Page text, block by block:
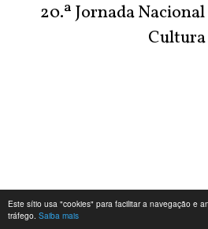
Este sítio usa "cookies" para facilitar a navegação e
tráfego. Saiba mais
20.ª Jornada
Cultura